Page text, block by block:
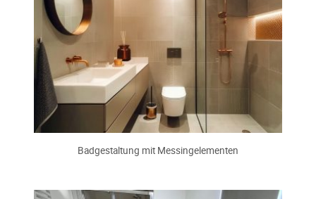
Badgestaltung mit Messingelementen